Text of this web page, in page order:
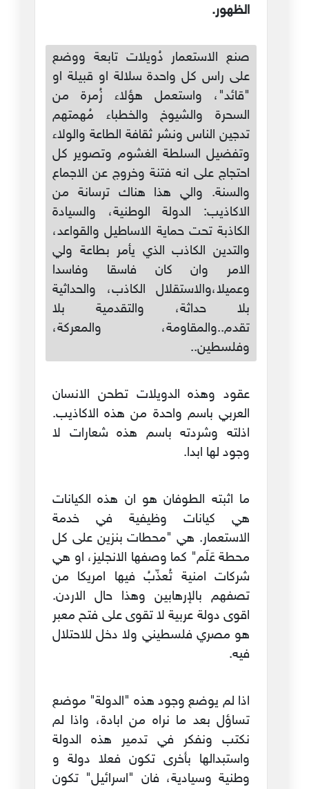
الظهور.
صنع الاستعمار دُويلات تابعة ووضع
على راس كل واحدة سلالة او قبيلة او
"قائد"، واستعمل هؤلاء زُمرة من
السحرة والشيوخ والخطباء مُهمتهم
تدجين الناس ونشر ثقافة الطاعة والولاء
وتفضيل السلطة الغشوم وتصوير كل
احتجاج على انه فتنة وخروج عن الاجماع
والسنة. والي هذا هناك ترسانة من
الاكاذيب: الدولة الوطنية، والسيادة
الكاذبة تحت حماية الاساطيل والقواعد،
والتدين الكاذب الذي يأمر بطاعة ولي
الامر وان كان فاسقا وفاسدا
وعميلا،والاستقلال الكاذب، والحداثية
بلا حداثة، والتقدمية بلا
تقدم..والمقاومة، والمعركة،
وفلسطين..
عقود وهذه الدويلات تطحن الانسان
العربي باسم واحدة من هذه الاكاذيب.
اذلته وشردته باسم هذه شعارات لا
وجود لها ابدا.
ما اثبته الطوفان هو ان هذه الكيانات
هي كيانات وظيفية في خدمة
الاستعمار. هي "محطات بنزين على كل
محطة عَلَم" كما وصفها الانجليز، او هي
شركات امنية تُعذّبُ فيها امريكا من
تصفهم بالإرهابين وهذا حال الاردن.
اقوى دولة عربية لا تقوى على فتح معبر
هو مصري فلسطيني ولا دخل للاحتلال
فيه.
اذا لم يوضع وجود هذه "الدولة" موضع
تساؤل بعد ما نراه من ابادة، واذا لم
نكتب ونفكر في تدمير هذه الدولة
واستبدالها بأخرى تكون فعلا دولة و
وطنية وسيادية، فان "اسرائيل" تكون